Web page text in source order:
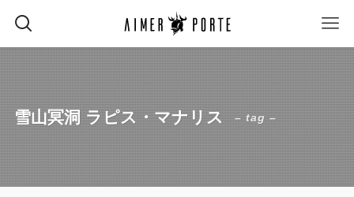
雪山冥洞 ラピス・マナリス – tag –